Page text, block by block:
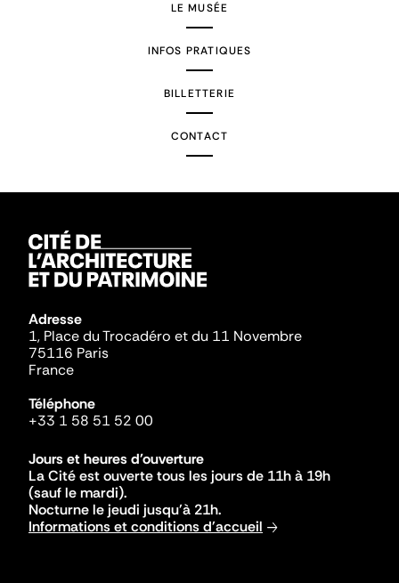
LE MUSÉE
INFOS PRATIQUES
BILLETTERIE
CONTACT
Adresse
1, Place du Trocadéro et du 11 Novembre
75116 Paris
France
Téléphone
+33 1 58 51 52 00
Jours et heures d'ouverture
La Cité est ouverte tous les jours de 11h à 19h
(sauf le mardi).
Nocturne le jeudi jusqu'à 21h.
Informations et conditions d'accueil